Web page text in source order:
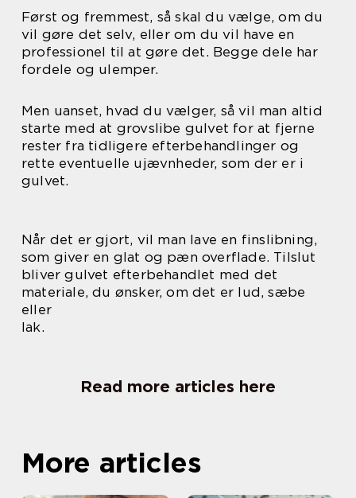
Først og fremmest, så skal du vælge, om du
vil gøre det selv, eller om du vil have en
professionel til at gøre det. Begge dele har
fordele og ulemper.
Men uanset, hvad du vælger, så vil man altid
starte med at grovslibe gulvet for at fjerne
rester fra tidligere efterbehandlinger og
rette eventuelle ujævnheder, som der er i
gulvet.
Når det er gjort, vil man lave en finslibning,
som giver en glat og pæn overflade. Tilslut
bliver gulvet efterbehandlet med det
materiale, du ønsker, om det er lud, sæbe
eller
lak.
Read more articles here
More articles